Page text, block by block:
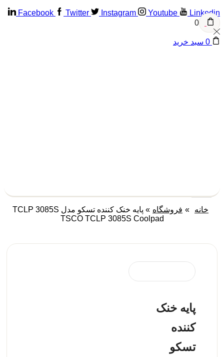
Facebook Twitter Instagram Youtube
0
سبد خرید
»فروشگاه»
پایه خنک کننده تسکو مدل TCLP 3085S
TSCO TCLP 3085S Coolpad
پایه خنک
کننده
تسکو